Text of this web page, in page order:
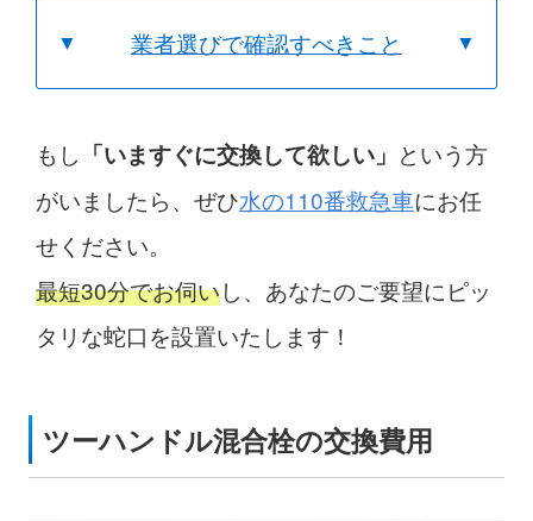
業者選びで確認すべきこと
もし 「いますぐに交換して欲しい」 という方
がいましたら、ぜひ水の110番救急車にお任
せください。
最短30分でお伺いし、あなたのご要望にピッ
タリな蛇口を設置いたします！
ツーハンドル混合栓の交換費用